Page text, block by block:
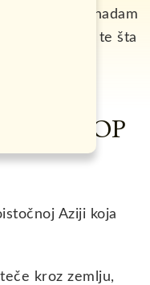
koje će vam nadam
živi ovdje, te šta
– TOP
Aziji koja
kroz zemlju,